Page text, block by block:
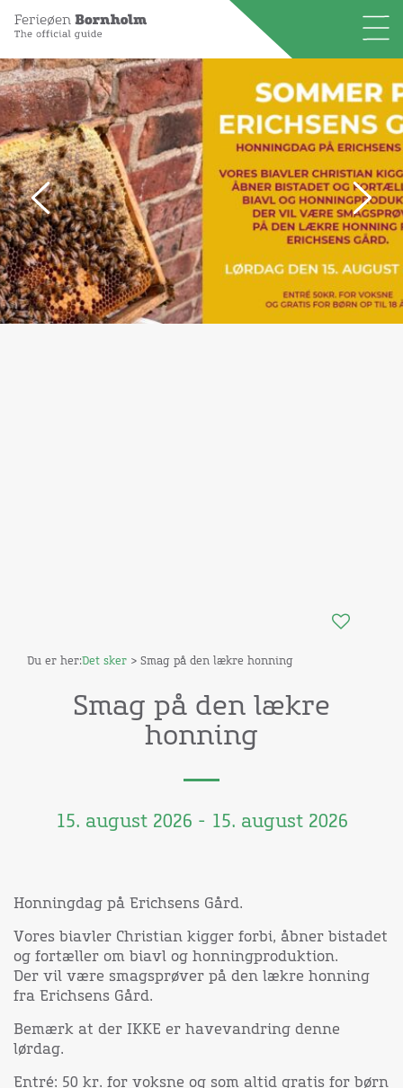
Du er her:Det sker > Smag på den lækre honning
Smag på den lækre
honning
15. august 2026 - 15. august 2026
Honningdag på Erichsens Gård.
Vores biavler Christian kigger forbi, åbner bistadet
og fortæller om biavl og honningproduktion.
Der vil være smagsprøver på den lækre honning
fra Erichsens Gård.
Bemærk at der IKKE er havevandring denne
lørdag.
Entré: 50 kr. for voksne og som altid gratis for børn